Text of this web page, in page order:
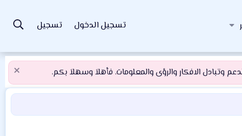
تسجيل الدخول تسجيل
وتبادل الافكار والرؤى والمعلومات. فأهلاَ وسهلاَ بكم.